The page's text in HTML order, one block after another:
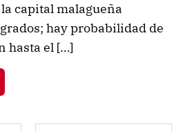
capital malagueña
hay probabilidad de
hasta el […]